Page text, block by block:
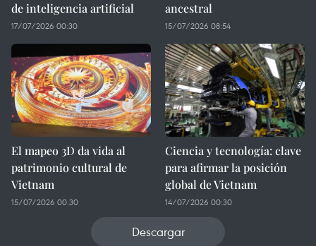
de inteligencia artificial
17/07/2026 00:30
ancestral
15/07/2026 08:54
El mapeo 3D da vida al
patrimonio cultural de
Vietnam
15/07/2026 00:30
Ciencia y tecnología: clave
para afirmar la posición
global de Vietnam
14/07/2026 00:30
Descargar